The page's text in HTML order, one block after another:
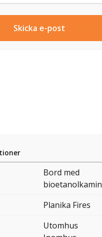
Skicka e-post
Bord med
bioetanolkamin
Planika Fires
Utomhus